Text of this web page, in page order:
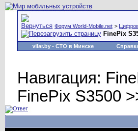
Форум World-Mobile.net >
FinePix
vilar.by - СТО в Минске
Навигация:
FinePix S3500